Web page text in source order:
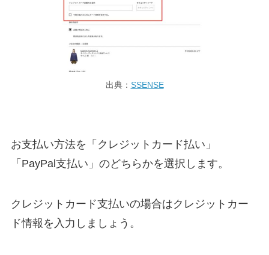
出典： SSENSE
お支払い方法を「クレジットカード払い」
「PayPal支払い」のどちらかを選択します。
クレジットカード支払いの場合はクレジットカー
ド情報を入力しましょう。